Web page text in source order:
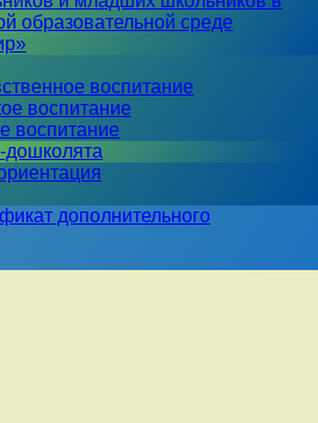
образовательной среде
воспитание
воспитание
воспитание
дошколята
дополнительного